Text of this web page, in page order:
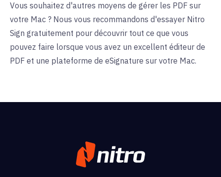
Vous souhaitez d'autres moyens de gérer les PDF sur
votre Mac ? Nous vous recommandons d'essayer Nitro
Sign gratuitement pour découvrir tout ce que vous
pouvez faire lorsque vous avez un excellent éditeur de
PDF et une plateforme de eSignature sur votre Mac.